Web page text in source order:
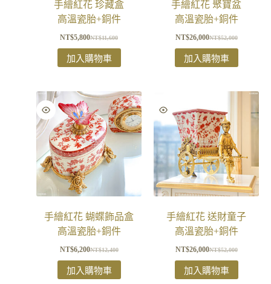
手繪紅花 珍藏盒
高溫瓷胎+銅件
NT$11,600
NT$5,800
加入購物車
手繪紅花 聚寶盆
高溫瓷胎+銅件
NT$52,000
NT$26,000
加入購物車
手繪紅花 蝴蝶飾品盒
高溫瓷胎+銅件
NT$12,400
NT$6,200
加入購物車
手繪紅花 送財童子
高溫瓷胎+銅件
NT$52,000
NT$26,000
加入購物車